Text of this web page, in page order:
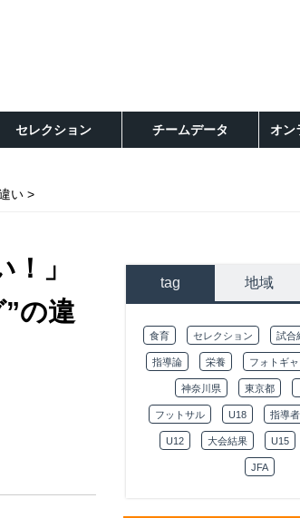
セレクション チームデータ オン
い
」
の違
tag 地域
食育 セレクション 試合
指導論 栄養 フォトギ
神奈川県 東京都
フットサル U18 指導
U12 大会結果 U15
JFA